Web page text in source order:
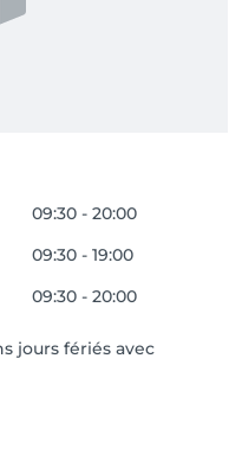
09:30 - 20:00
09:30 - 19:00
09:30 - 20:00
jours fériés avec